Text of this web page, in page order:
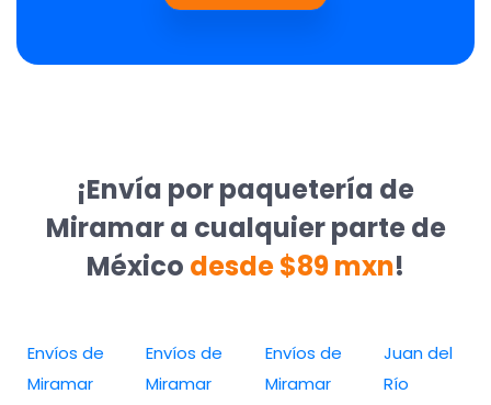
¡Envía por paquetería de
Miramar a cualquier parte de
México desde $89 mxn!
Envíos de
Miramar
Envíos de
Miramar
Envíos de
Miramar
Juan del
Río